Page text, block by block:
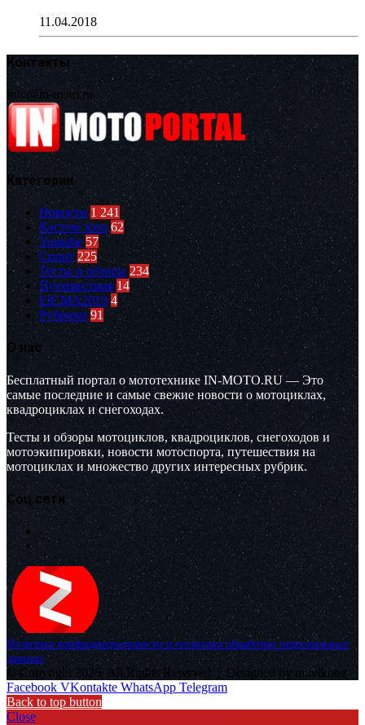
11.04.2018
Контакты
info@in-moto.ru
Категории
Новости 1 241
Кастом зона 62
Youtube 57
Спорт 225
Тесты и обзоры 234
Путешествия 14
EICMA2019 4
Рубрики 91
О нас
Бесплатный портал о мототехнике IN-MOTO.RU — Это
самые последние и самые свежие новости о мотоциклах,
квадроциклах и снегоходах.
Тесты и обзоры мотоциклов, квадроциклов, снегоходов и
мотоэкипировки, новости мотоспорта, путешествия на
мотоциклах и множество других интересных рубрик.
Соц.сети
Политика конфиденциальности и политика обработки персональных
данных
© Copyright 2026, All Rights Reserved | Designed by muvikone
Facebook VKontakte WhatsApp Telegram
Back to top button
Close